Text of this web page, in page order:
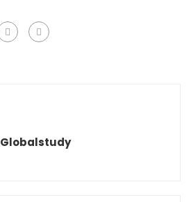
Globalstudy